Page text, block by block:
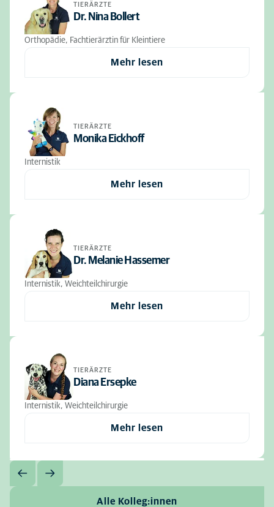
TIERÄRZTE
Dr. Nina Bollert
Orthopädie, Fachtierärztin für Kleintiere
Mehr lesen
TIERÄRZTE
Monika Eickhoff
Internistik
Mehr lesen
TIERÄRZTE
Dr. Melanie Hassemer
Internistik, Weichteilchirurgie
Mehr lesen
TIERÄRZTE
Diana Ersepke
Internistik, Weichteilchirurgie
Mehr lesen
Alle Kolleg:innen